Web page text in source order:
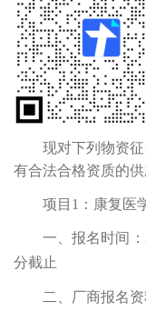
现对下列物资
有合法合格资质的供
项目 1：康复医
一、报名时间：
分截止
二、厂商报名